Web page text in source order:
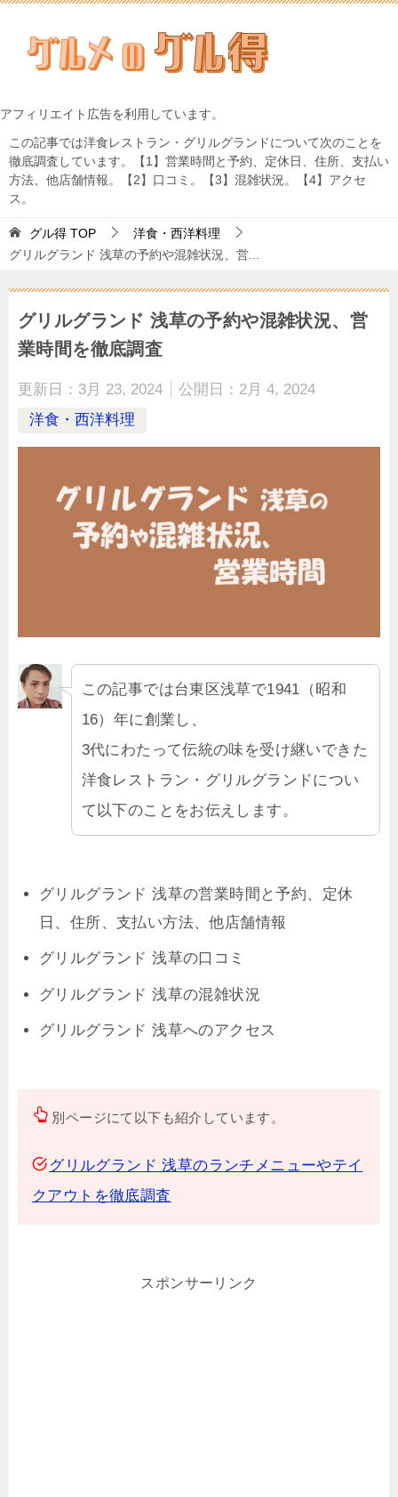
アフィリエイト広告を利用しています。
この記事では洋食レストラン・グリルグランドについて次のことを
徹底調査しています。【1】営業時間と予約、定休日、住所、支払い
方法、他店舗情報。【2】口コミ。【3】混雑状況。【4】アクセ
ス。
グル得 TOP
洋食・西洋料理
グリルグランド 浅草の予約や混雑状況、営...
グリルグランド 浅草の予約や混雑状況、営
業時間を徹底調査
更新日： 3月 23, 2024 公開日： 2月 4, 2024
洋食・西洋料理
この記事では台東区浅草で1941（昭和
16）年に創業し、
3代にわたって伝統の味を受け継いできた
洋食レストラン・グリルグランドについ
て以下のことをお伝えします。
グリルグランド 浅草の営業時間と予約、定休
日、住所、支払い方法、他店舗情報
グリルグランド 浅草の口コミ
グリルグランド 浅草の混雑状況
グリルグランド 浅草へのアクセス
別ページにて以下も紹介しています。
グリルグランド 浅草のランチメニューやテイ
クアウトを徹底調査
スポンサーリンク